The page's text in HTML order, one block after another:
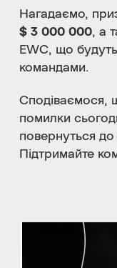
Нагадаємо,
$ 3 000 000, а
EWC, що
командами.
Сподіваємося,
помилки
повернуться
Підтримайте